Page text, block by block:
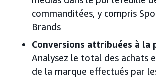
commanditées, y compris
Brands
Conversions attribuées à la
Analysez le total des achats
de la marque effectués par